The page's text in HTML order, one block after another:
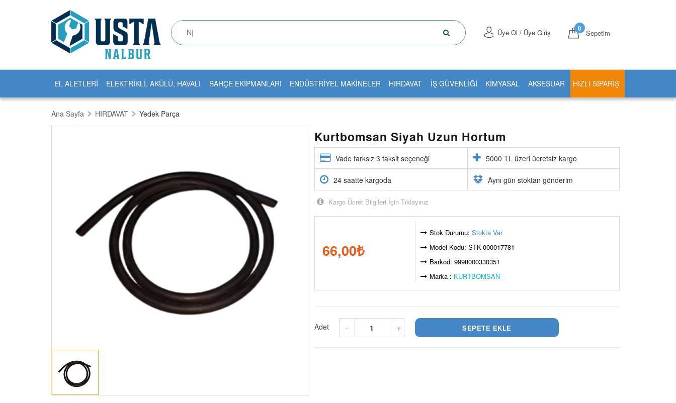
Sepetim
0
Üye Ol / Üye Giriş
EL ALETLERİ ELEKTRİKLİ, AKÜLÜ, HAVALI BAHÇE EKİPMANLARI ENDÜSTRİYEL MAKİNELER HIRDAVAT İŞ GÜVENLİĞİ KİMYASAL AKSESUAR HIZLI SIPARIŞ
Ana Sayfa HIRDAVAT Yedek Parça
Kurtbomsan Siyah Uzun Hortum
Vade farksız 3 taksit seçeneği 5000 TL üzeri ücretsiz kargo
24 saatte kargoda Aynı gün stoktan gönderim
Kargo Ücret Bilgileri İçin Tıklayınız
66,00₺
Stok Durumu: Stokta Var
Model Kodu: STK-000017781
Barkod: 9998000330351
Marka : KURTBOMSAN
Adet +
-